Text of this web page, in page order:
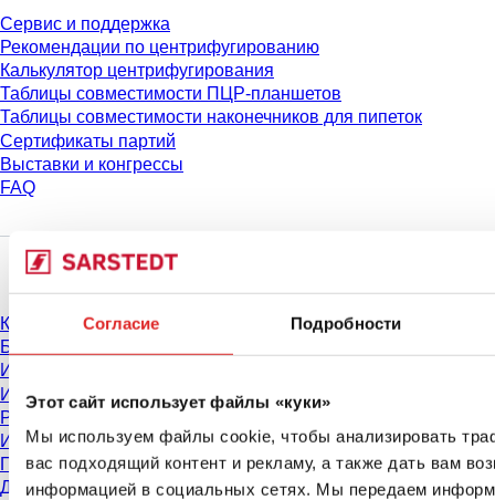
Согласие Подробности
Этот сайт использует файлы «куки»
Мы используем файлы cookie, чтобы анализировать
вас подходящий контент и рекламу, а также дать вам
информацией в социальных сетях. Мы передаем
Сервис и поддержка
Рекомендации по центрифугированию
Калькулятор центрифугирования
Таблицы совместимости ПЦР-планшетов
Таблицы совместимости наконечников для пипеток
Сертификаты партий
Выставки и конгрессы
FAQ
Материалы
Каталог
Брошюры
Информация для пользователей
Инструкции по применению
Руководства по эксплуатации
Исследования нашей продукции
Паспорта безопасности
Декларации соответствия